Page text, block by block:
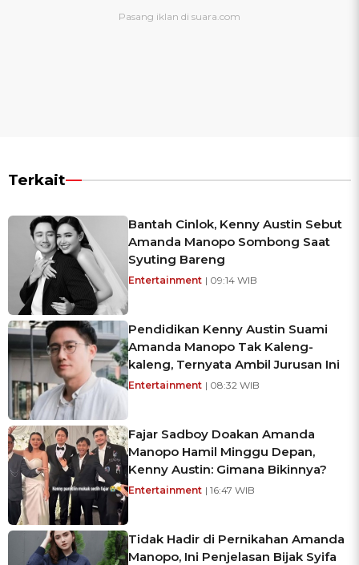
Terkait
Bantah Cinlok, Kenny Austin Sebut
Amanda Manopo Sombong Saat
Syuting Bareng
Entertainment | 09:14 WIB
Pendidikan Kenny Austin Suami
Amanda Manopo Tak Kaleng-
kaleng, Ternyata Ambil Jurusan Ini
Entertainment | 08:32 WIB
Fajar Sadboy Doakan Amanda
Manopo Hamil Minggu Depan,
Kenny Austin: Gimana Bikinnya?
Entertainment | 16:47 WIB
Tidak Hadir di Pernikahan Amanda
Manopo, Ini Penjelasan Bijak Syifa